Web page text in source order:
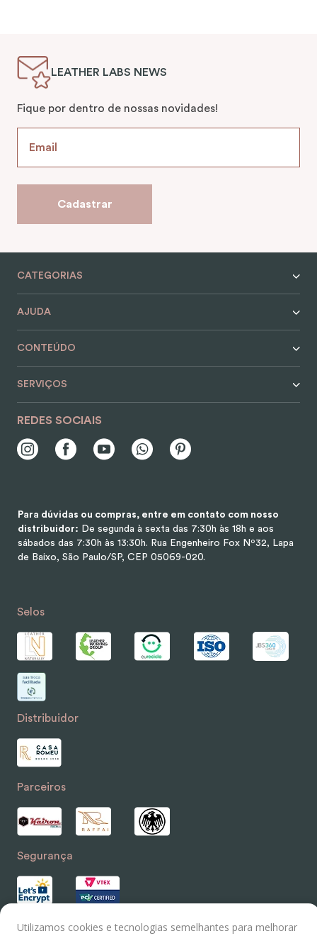
Utilizamos cookies e tecnologias semelhantes para melhorar
LEATHER LABS NEWS
Fique por dentro de nossas novidades!
Cadastrar
CATEGORIAS
AJUDA
CONTEÚDO
SERVIÇOS
REDES SOCIAIS
Para dúvidas ou compras, entre em contato com nosso
distribuidor: De segunda à sexta das 7:30h às 18h e aos
sábados das 7:30h às 13:30h. Rua Engenheiro Fox Nº32, Lapa
de Baixo, São Paulo/SP, CEP 05069-020.
Selos
Distribuidor
Parceiros
Segurança